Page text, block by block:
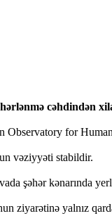
cəhdindən
Observatory for
vəziyyəti stabildir.
şəhər kənarında
ziyarətinə yalnız